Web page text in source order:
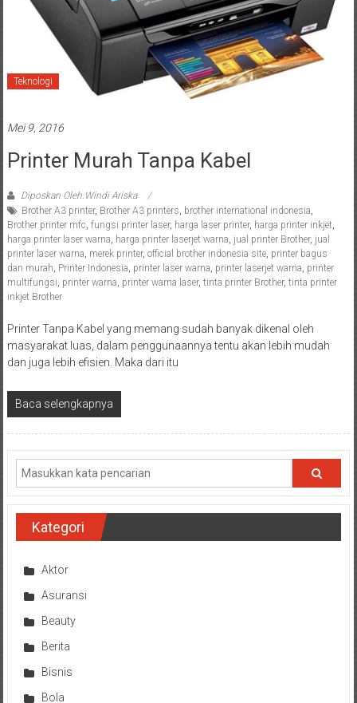
Teknologi
Mei 9, 2016
Printer Murah Tanpa Kabel
Diposkan Oleh:Windi Ariska
Brother A3 printer, Brother A3 printers, brother international indonesia,
Brother printer mfc, fungsi printer laser, harga laser printer, harga printer inkjet,
harga printer laser warna, harga printer laserjet warna, jual printer Brother, jual
printer laser warna, merek printer, official brother indonesia site, printer bagus
dan murah, Printer Indonesia, printer laser warna, printer laserjet warna, printer
multifungsi, printer warna, printer warna laser, tinta printer Brother, tinta printer
inkjet Brother
Printer Tanpa Kabel yang memang sudah banyak dikenal oleh
masyarakat luas, dalam penggunaannya tentu akan lebih mudah
dan juga lebih efisien. Maka dari itu
Baca selengkapnya
Kategori
Aktor
Asuransi
Beauty
Berita
Bisnis
Bola